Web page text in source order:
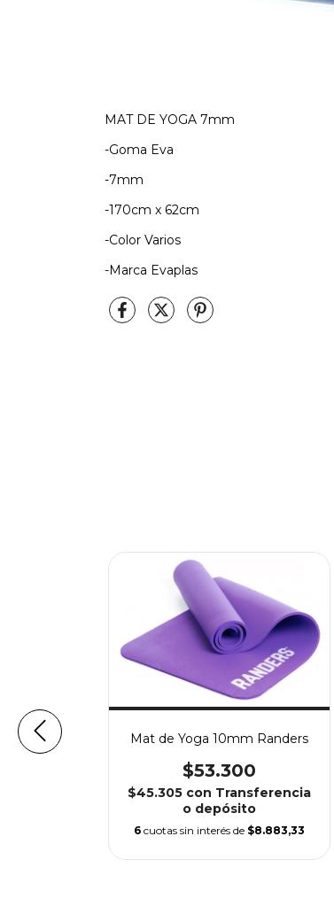
MAT DE YOGA 7mm
-Goma Eva
-7mm
-170cm x 62cm
-Color Varios
-Marca Evaplas
Mat de Yoga 10mm Randers
$53.300
$45.305 con Transferencia
o depósito
6 cuotas sin interés de $8.883,33